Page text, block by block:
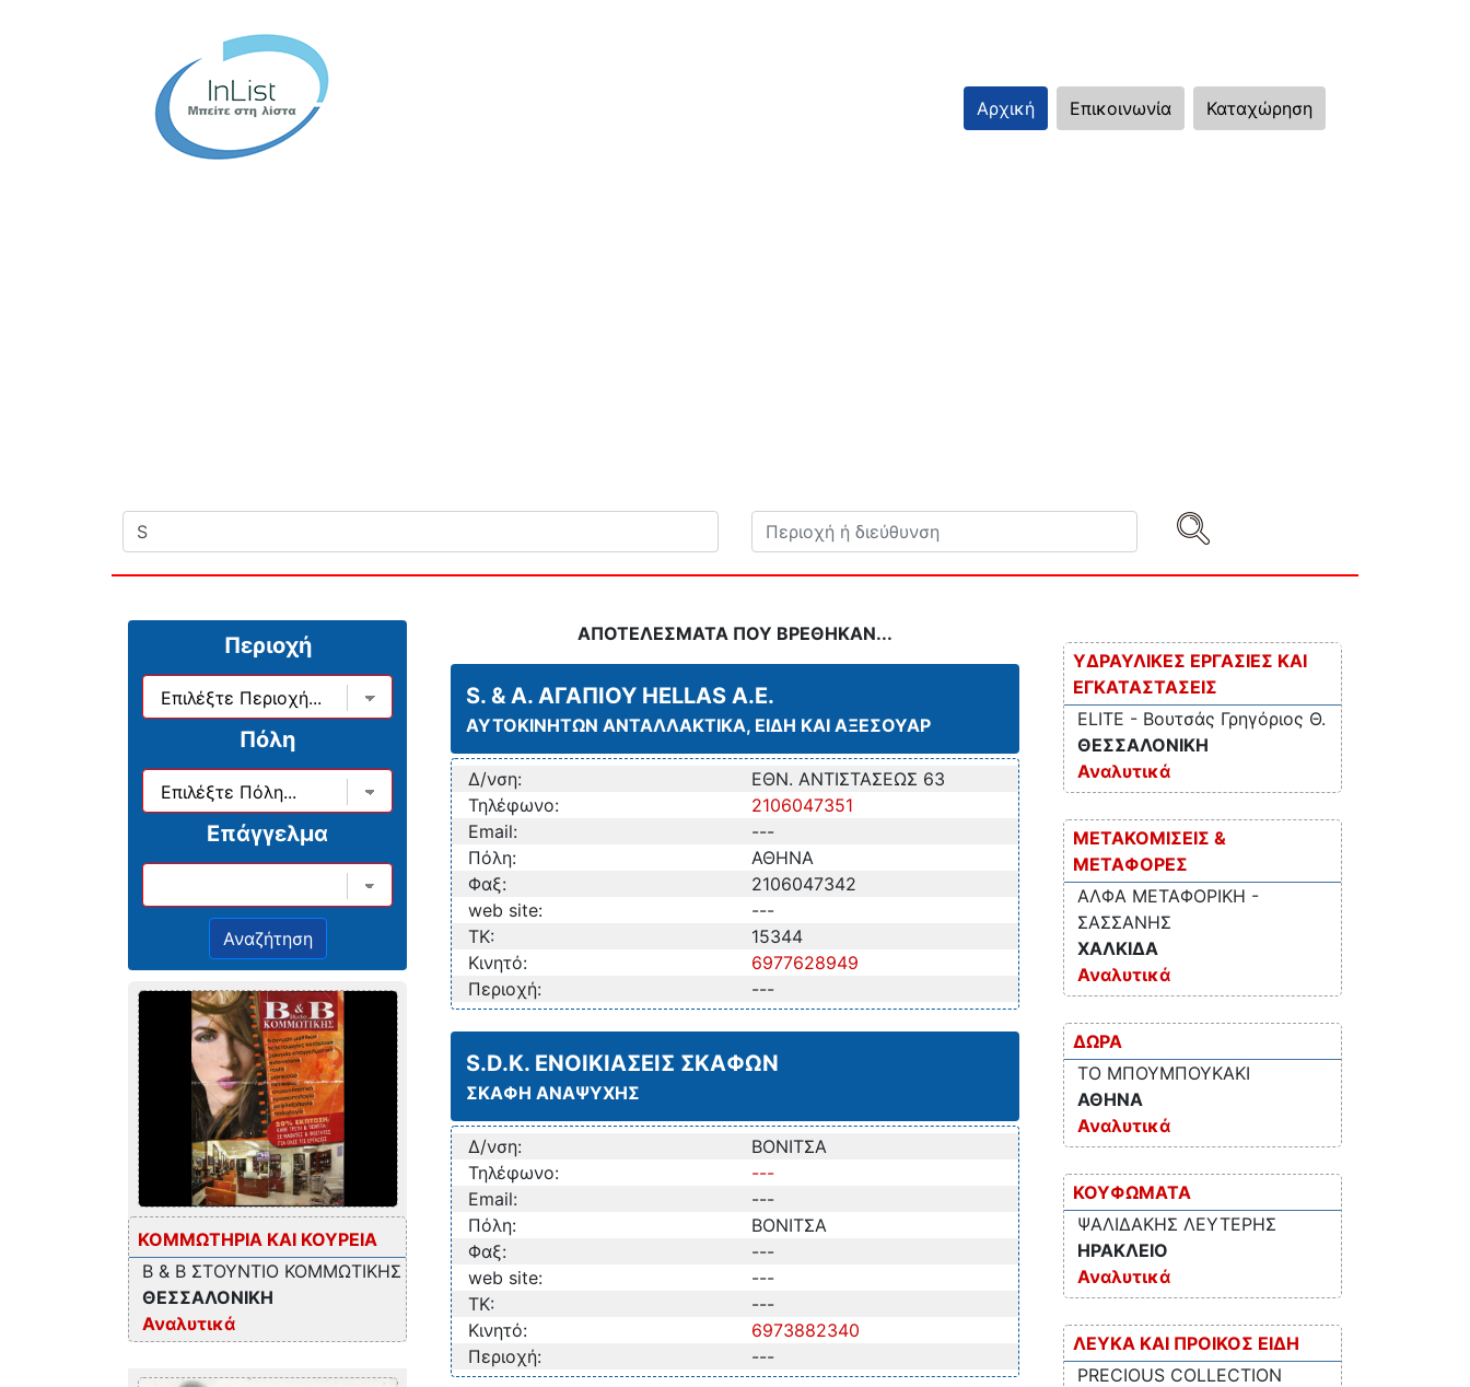
Αρχική Επικοινωνία Καταχώρηση
Περιοχή
Πόλη
Επάγγελμα
ΚΟΜΜΩΤΗΡΙΑ ΚΑΙ ΚΟΥΡΕΙΑ
B & B ΣΤΟΥΝΤΙΟ ΚΟΜΜΩΤΙΚΗΣ
ΘΕΣΣΑΛΟΝΙΚΗ
Αναλυτικά
ΑΠΟΤΕΛΕΣΜΑΤΑ ΠΟΥ ΒΡΕΘΗΚΑΝ...
S. & A. ΑΓΑΠΙΟΥ HELLAS A.E.
ΑΥΤΟΚΙΝΗΤΩΝ ΑΝΤΑΛΛΑΚΤΙΚΑ, ΕΙΔΗ ΚΑΙ ΑΞΕΣΟΥΑΡ
Δ/νση:
ΕΘΝ. ΑΝΤΙΣΤΑΣΕΩΣ 63
Τηλέφωνο:
2106047351
Email:
---
Πόλη:
ΑΘΗΝΑ
Φαξ:
2106047342
web site:
---
TK:
15344
Κινητό:
6977628949
Περιοχή:
---
S.D.K. ΕΝΟΙΚΙΑΣΕΙΣ ΣΚΑΦΩΝ
ΣΚΑΦΗ ΑΝΑΨΥΧΗΣ
Δ/νση:
ΒΟΝΙΤΣΑ
Τηλέφωνο:
---
Email:
---
Πόλη:
ΒΟΝΙΤΣΑ
Φαξ:
---
web site:
---
TK:
---
Κινητό:
6973882340
Περιοχή:
---
ΥΔΡΑΥΛΙΚΕΣ ΕΡΓΑΣΙΕΣ ΚΑΙ
ΕΓΚΑΤΑΣΤΑΣΕΙΣ
ELITE - Βουτσάς Γρηγόριος Θ.
ΘΕΣΣΑΛΟΝΙΚΗ
Αναλυτικά
ΜΕΤΑΚΟΜΙΣΕΙΣ &
ΜΕΤΑΦΟΡΕΣ
ΑΛΦΑ ΜΕΤΑΦΟΡΙΚΗ -
ΣΑΣΣΑΝΗΣ
ΧΑΛΚΙΔΑ
Αναλυτικά
ΔΩΡΑ
ΤΟ ΜΠΟΥΜΠΟΥΚΑΚΙ
ΑΘΗΝΑ
Αναλυτικά
ΚΟΥΦΩΜΑΤΑ
ΨΑΛΙΔΑΚΗΣ ΛΕΥΤΕΡΗΣ
ΗΡΑΚΛΕΙΟ
Αναλυτικά
ΛΕΥΚΑ ΚΑΙ ΠΡΟΙΚΟΣ ΕΙΔΗ
PRECIOUS COLLECTION